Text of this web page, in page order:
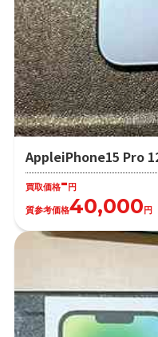
AppleiPhone15 Pro
買取価格- 円
質参考価格40,000 円